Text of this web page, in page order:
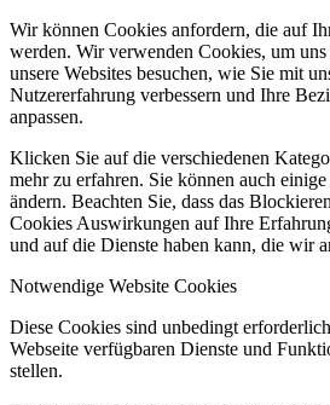
Wir können Cookies anfordern, die auf
werden. Wir verwenden Cookies, um
unsere Websites besuchen, wie Sie mit
Nutzererfahrung verbessern und Ihre
anpassen.
Klicken Sie auf die verschiedenen
mehr zu erfahren. Sie können auch
ändern. Beachten Sie, dass das
Cookies Auswirkungen auf Ihre
und auf die Dienste haben kann, die wir
Notwendige Website Cookies
Diese Cookies sind unbedingt
Webseite verfügbaren Dienste und
stellen.